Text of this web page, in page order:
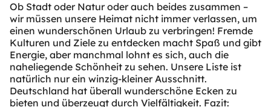
Ob Stadt oder Natur oder auch beides zusammen –
wir müssen unsere Heimat nicht immer verlassen, um
einen wunderschönen Urlaub zu verbringen! Fremde
Kulturen und Ziele zu entdecken macht Spaß und gibt
Energie, aber manchmal lohnt es sich, auch die
naheliegende Schönheit zu sehen. Unsere Liste ist
natürlich nur ein winzig-kleiner Ausschnitt.
Deutschland hat überall wunderschöne Ecken zu
bieten und überzeugt durch Vielfältigkeit. Fazit: